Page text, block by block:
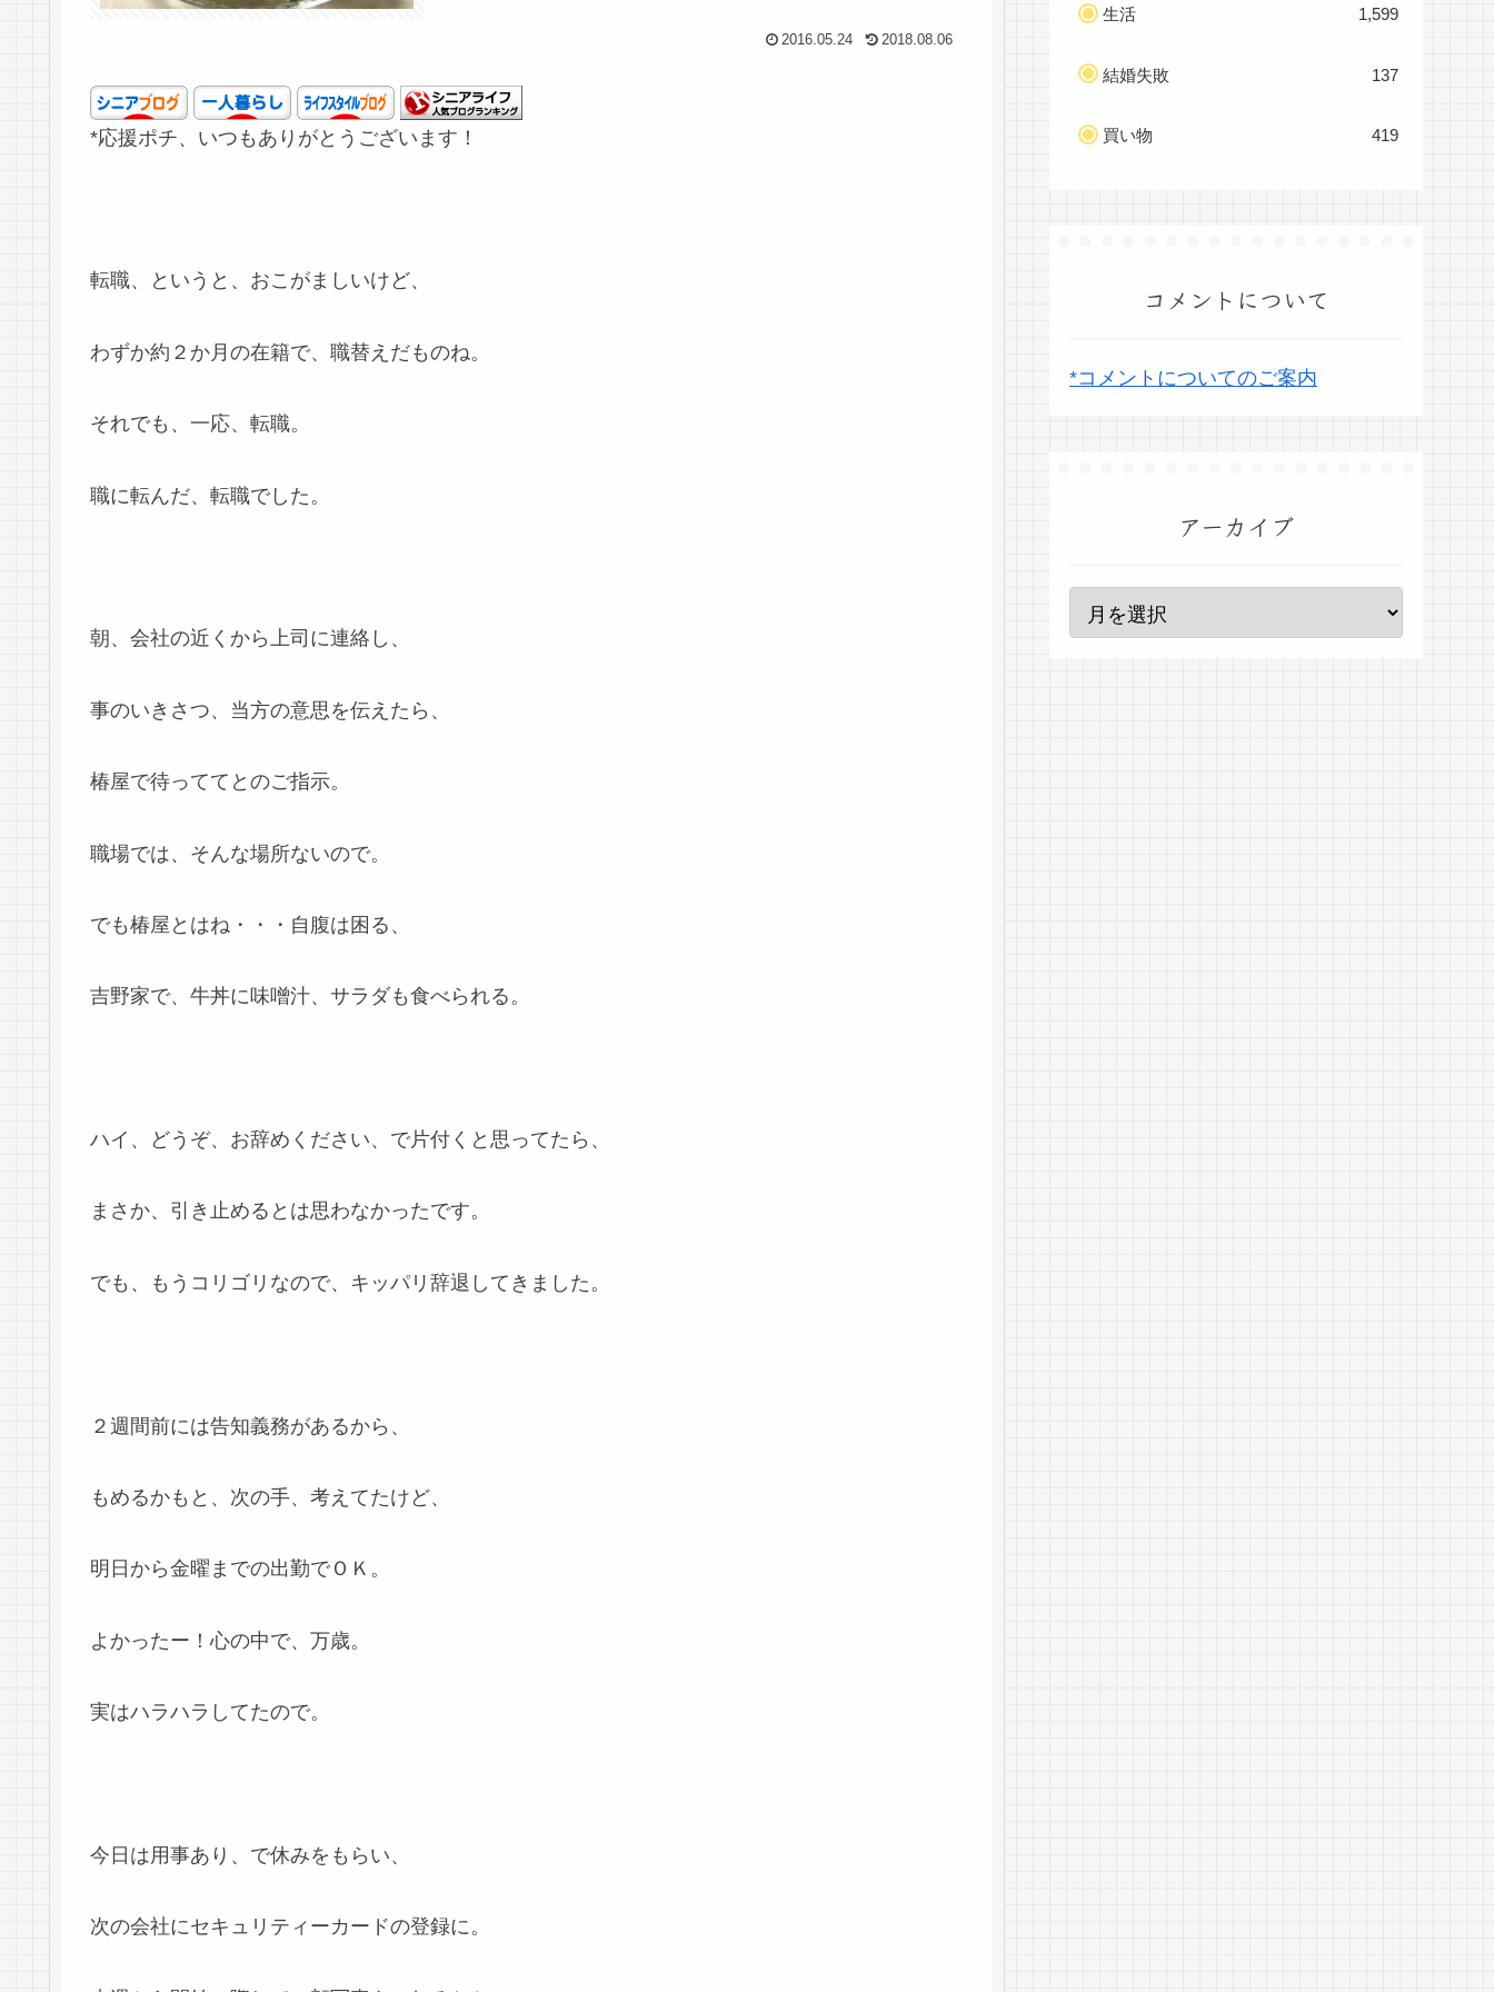
2016.05.24 2018.08.06
*応援ポチ、いつもありがとうございます！
転職、というと、おこがましいけど、
わずか約２か月の在籍で、職替えだものね。
それでも、一応、転職。
職に転んだ、転職でした。
朝、会社の近くから上司に連絡し、
事のいきさつ、当方の意思を伝えたら、
椿屋で待っててとのご指示。
職場では、そんな場所ないので。
でも椿屋とはね・・・自腹は困る、
吉野家で、牛丼に味噌汁、サラダも食べられる。
ハイ、どうぞ、お辞めください、で片付くと思ってたら、
まさか、引き止めるとは思わなかったです。
でも、もうコリゴリなので、キッパリ辞退してきました。
２週間前には告知義務があるから、
もめるかもと、次の手、考えてたけど、
明日から金曜までの出勤でＯＫ。
よかったー！心の中で、万歳。
実はハラハラしてたので。
今日は用事あり、で休みをもらい、
次の会社にセキュリティーカードの登録に。
生活 1,599
結婚失敗 137
買い物 419
コメントについて
*コメントについてのご案内
アーカイブ